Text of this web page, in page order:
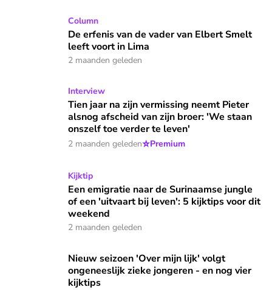
De erfenis van de vader van Elbert Smelt leeft voort in Lima
Column
De erfenis van de vader van Elbert Smelt
leeft voort in Lima
2 maanden geleden
Tien jaar na zijn vermissing neemt Pieter alsnog afscheid
Interview
Tien jaar na zijn vermissing neemt Pieter
alsnog afscheid van zijn broer: 'We staan
onszelf toe verder te leven'
2 maanden geleden⭐Premium
Een emigratie naar de Surinaamse jungle of een 'uitvaart
Kijktip
Een emigratie naar de Surinaamse jungle
of een 'uitvaart bij leven': 5 kijktips voor dit
weekend
2 maanden geleden
Nieuw seizoen 'Over mijn lijk' volgt ongeneeslijk zieke
Nieuw seizoen 'Over mijn lijk' volgt
ongeneeslijk zieke jongeren - en nog vier
kijktips